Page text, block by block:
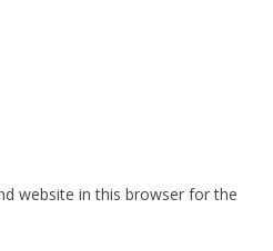
website in this browser for the